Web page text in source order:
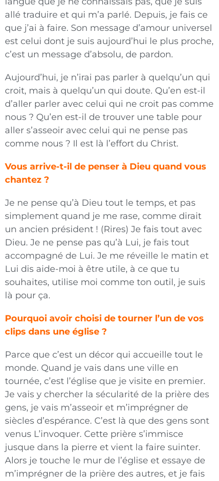
allé traduire et qui m’a parlé. Depuis, je fais ce
que j’ai à faire. Son message d’amour universel
est celui dont je suis aujourd’hui le plus proche,
c’est un message d’absolu, de pardon.
Aujourd’hui, je n’irai pas parler à quelqu’un qui
croit, mais à quelqu’un qui doute. Qu’en est-il
d’aller parler avec celui qui ne croit pas comme
nous ? Qu’en est-il de trouver une table pour
aller s’asseoir avec celui qui ne pense pas
comme nous ? Il est là l’effort du Christ.
Vous arrive-t-il de penser à Dieu quand vous
chantez ?
Je ne pense qu’à Dieu tout le temps, et pas
simplement quand je me rase, comme dirait
un ancien président ! (Rires) Je fais tout avec
Dieu. Je ne pense pas qu’à Lui, je fais tout
accompagné de Lui. Je me réveille le matin et
Lui dis aide-moi à être utile, à ce que tu
souhaites, utilise moi comme ton outil, je suis
là pour ça.
Pourquoi avoir choisi de tourner l’un de vos
clips dans une église ?
Parce que c’est un décor qui accueille tout le
monde. Quand je vais dans une ville en
tournée, c’est l’église que je visite en premier.
Je vais y chercher la sécularité de la prière des
gens, je vais m’asseoir et m’imprégner de
siècles d’espérance. C’est là que des gens sont
venus L’invoquer. Cette prière s’immisce
jusque dans la pierre et vient la faire suinter.
Alors je touche le mur de l’église et essaye de
m’imprégner de la prière des autres, et je fais